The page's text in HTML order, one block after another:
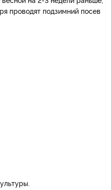
проводят подзимний посев